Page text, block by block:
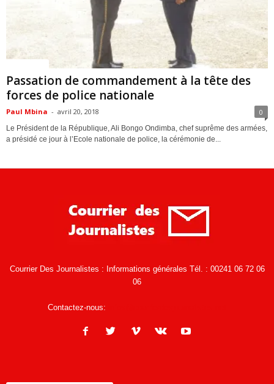
Passation de commandement à la tête des
forces de police nationale
Paul Mbina - avril 20, 2018 0
Le Président de la République, Ali Bongo Ondimba, chef suprême des armées,
a présidé ce jour à l’Ecole nationale de police, la cérémonie de...
Courrier Des Journalistes : Informations générales Tél. : 00241 06 72 06
06
Contactez-nous: